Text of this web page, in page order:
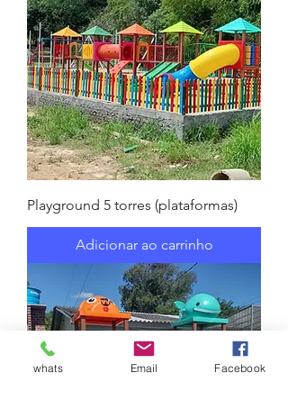
Playground 5 torres (plataformas)
Adicionar ao carrinho
whats Email Facebook